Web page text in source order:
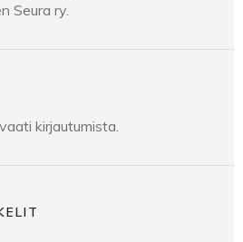
Seura ry.
kirjautumista.